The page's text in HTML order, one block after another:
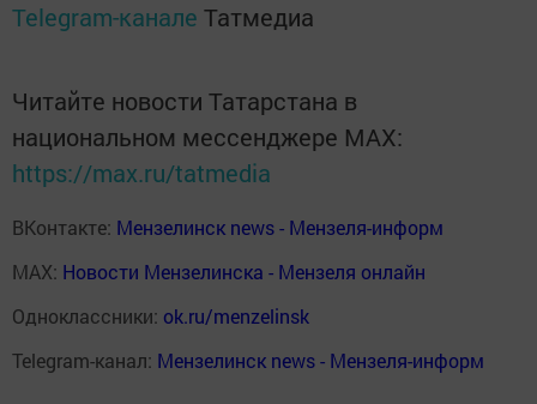
Telegram-канале Татмедиа
Читайте новости Татарстана в
национальном мессенджере MАХ:
https://max.ru/tatmedia
ВКонтакте: Мензелинск news - Мензеля-информ
MAX: Новости Мензелинска - Мензеля онлайн
Одноклассники: ok.ru/menzelinsk
Telegram-канал: Мензелинск news - Мензеля-информ